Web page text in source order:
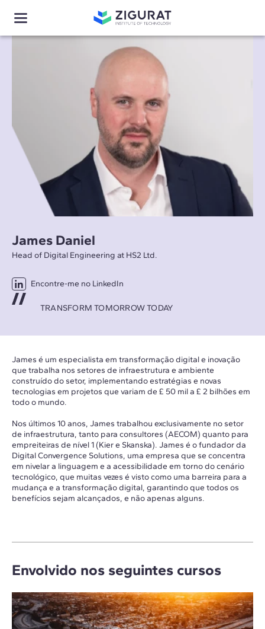
James Daniel
Head of Digital Engineering at HS2 Ltd.
Encontre-me no LinkedIn
TRANSFORM TOMORROW TODAY
James é um especialista em transformação digital e inovação
que trabalha nos setores de infraestrutura e ambiente
construído do setor, implementando estratégias e novas
tecnologias em projetos que variam de £ 50 mil a £ 2 bilhões em
todo o mundo.
Nos últimos 10 anos, James trabalhou exclusivamente no setor
de infraestrutura, tanto para consultores (AECOM) quanto para
empreiteiras de nível 1 (Kier e Skanska). James é o fundador da
Digital Convergence Solutions, uma empresa que se concentra
em nivelar a linguagem e a acessibilidade em torno do cenário
tecnológico, que muitas vezes é visto como uma barreira para a
mudança e a transformação digital, garantindo que todos os
benefícios sejam alcançados, e não apenas alguns.
Envolvido nos seguintes cursos